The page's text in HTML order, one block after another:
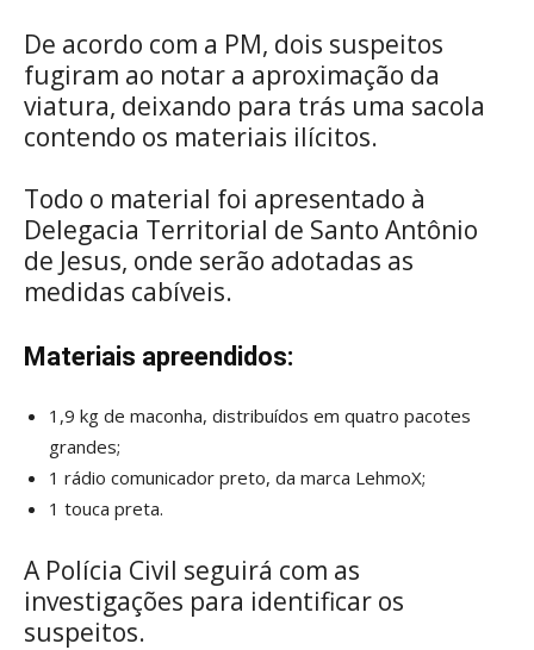
De acordo com a PM, dois suspeitos
fugiram ao notar a aproximação da
viatura, deixando para trás uma sacola
contendo os materiais ilícitos.
Todo o material foi apresentado à
Delegacia Territorial de Santo Antônio
de Jesus, onde serão adotadas as
medidas cabíveis.
Materiais apreendidos:
1,9 kg de maconha, distribuídos em quatro pacotes
grandes;
1 rádio comunicador preto, da marca LehmoX;
1 touca preta.
A Polícia Civil seguirá com as
investigações para identificar os
suspeitos.